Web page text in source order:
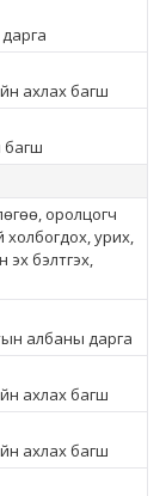
ахлах багш
багш
оролцогч
холбогдох, урих,
эх бэлтгэх,
албаны дарга
ахлах багш
ахлах багш